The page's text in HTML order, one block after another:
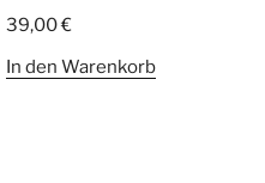
39,00€
In den Warenkorb